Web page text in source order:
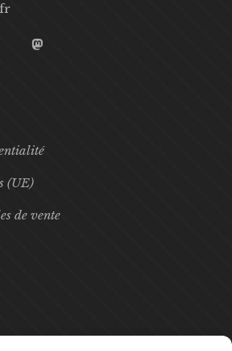
(UE)
de vente